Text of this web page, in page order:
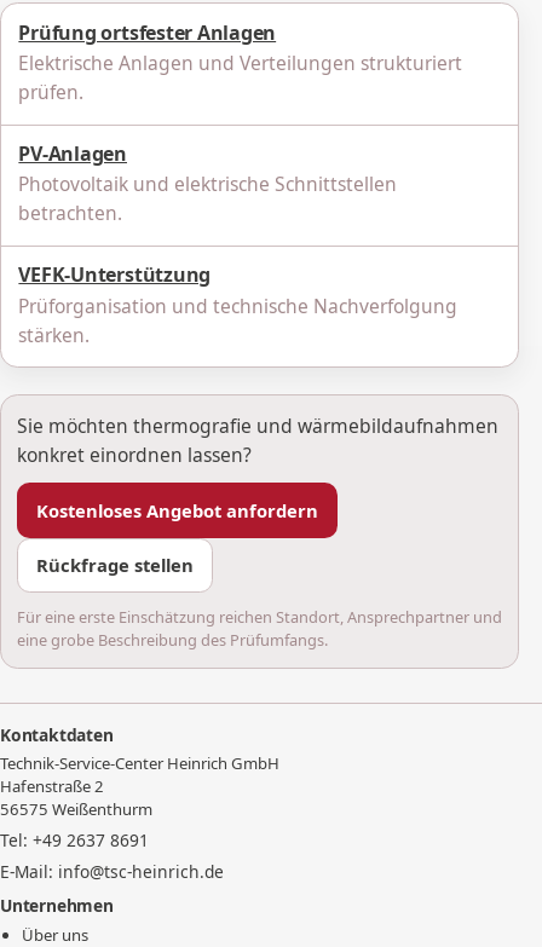
Prüfung ortsfester Anlagen
Elektrische Anlagen und Verteilungen strukturiert
prüfen.
PV-Anlagen
Photovoltaik und elektrische Schnittstellen
betrachten.
VEFK-Unterstützung
Prüforganisation und technische Nachverfolgung
stärken.
Sie möchten thermografie und wärmebildaufnahmen
konkret einordnen lassen?
Kostenloses Angebot anfordern
Rückfrage stellen
Für eine erste Einschätzung reichen Standort, Ansprechpartner und
eine grobe Beschreibung des Prüfumfangs.
Kontaktdaten
Technik-Service-Center Heinrich GmbH
Hafenstraße 2
56575 Weißenthurm
Tel: +49 2637 8691
E-Mail: info@tsc-heinrich.de
Unternehmen
Über uns